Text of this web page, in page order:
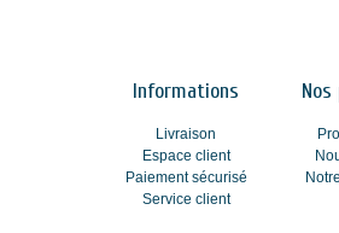
Informations
Livraison
Espace client
Paiement sécurisé
Service client